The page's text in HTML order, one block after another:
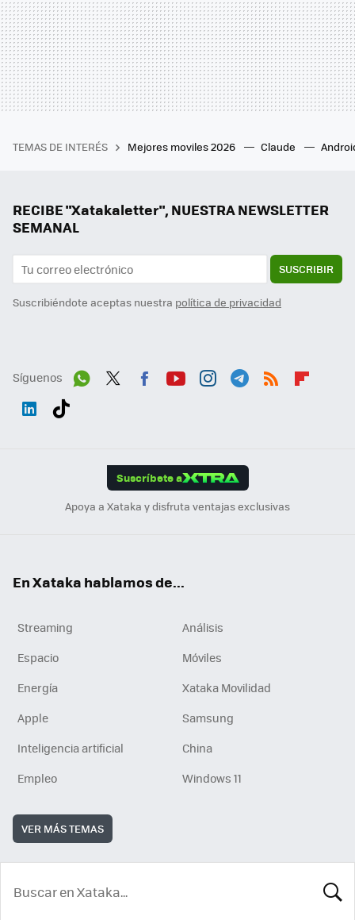
TEMAS DE INTERÉS Mejores moviles 2026 Claude
RECIBE "Xatakaletter", NUESTRA NEWSLETTER
SEMANAL
SUSCRIBIR
Suscribiéndote aceptas nuestra política de privacidad
Síguenos
Suscríbete a
Apoya a Xataka y disfruta ventajas exclusivas
En Xataka hablamos de...
Streaming
Análisis
Espacio
Móviles
Energía
Xataka Movilidad
Apple
Samsung
Inteligencia artificial
China
Empleo
Windows 11
VER MÁS TEMAS